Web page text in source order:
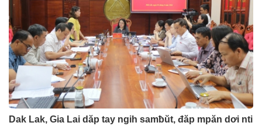
Dak Lak, Gia Lai dăp tay ngih samƀŭt, đăp mpăn dơi nti